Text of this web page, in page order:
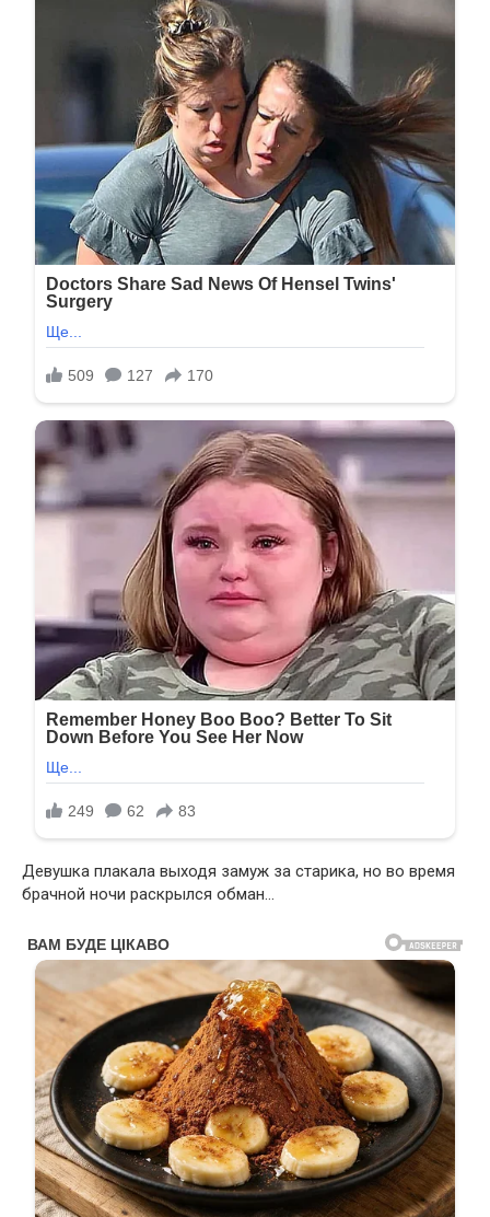
Девушка плакала выходя замуж за старика, но во время
брачной ночи раскрылся обман…